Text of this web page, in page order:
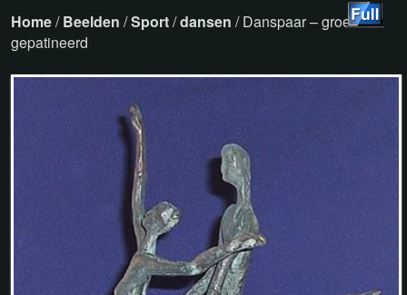
Home/Beelden /Sport/dansen / Danspaar – groen
gepatineerd